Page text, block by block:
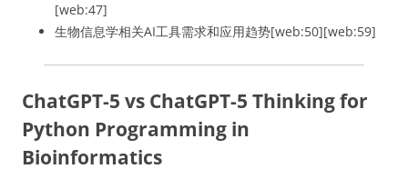
[web:47]
生物信息学相关AI工具需求和应用趋势[web:50][web:59]
ChatGPT-5 vs ChatGPT-5 Thinking for
Python Programming in
Bioinformatics